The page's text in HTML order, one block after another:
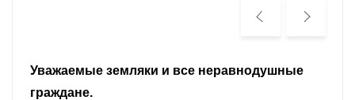
Уважаемые земляки и все неравнодушные
граждане.